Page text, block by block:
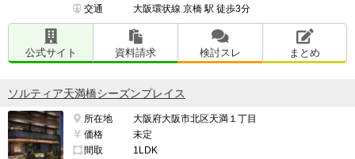
交通
大阪環状線 京橋 駅 徒歩3分
公式サイト 資料請求 検討スレ まとめ
ソルティア天満橋シーズンプレイス
所在地
大阪府大阪市北区天満１丁目
価格
未定
間取
1LDK